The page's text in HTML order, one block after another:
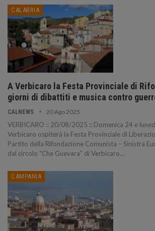
CALABRIA
A Verbicaro la Festa Provinciale di
giorni di dibattiti e musica contro
CALNEWS 20 Ago 2025
VERBICARO :: 20/08/2025 :: Domenica 24 e
Verbicaro ospiterà la Festa Provinciale di
Partito della Rifondazione Comunista – Sinistra
dal circolo “Che Guevara” di Verbicaro…
CAMPANIA